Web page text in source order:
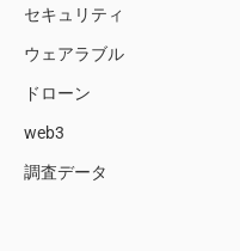
セキュリティ
ウェアラブル
ドローン
web3
調査データ